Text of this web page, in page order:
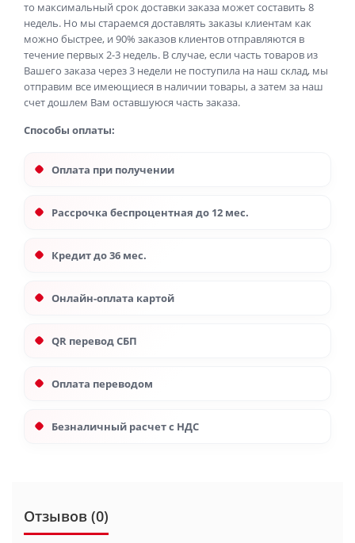
то максимальный срок доставки заказа может составить 8
недель. Но мы стараемся доставлять заказы клиентам как
можно быстрее, и 90% заказов клиентов отправляются в
течение первых 2-3 недель. В случае, если часть товаров из
Вашего заказа через 3 недели не поступила на наш склад, мы
отправим все имеющиеся в наличии товары, а затем за наш
счет дошлем Вам оставшуюся часть заказа.
Способы оплаты:
Оплата при получении
Рассрочка беспроцентная до 12 мес.
Кредит до 36 мес.
Онлайн-оплата картой
QR перевод СБП
Оплата переводом
Безналичный расчет с НДС
Отзывов (0)